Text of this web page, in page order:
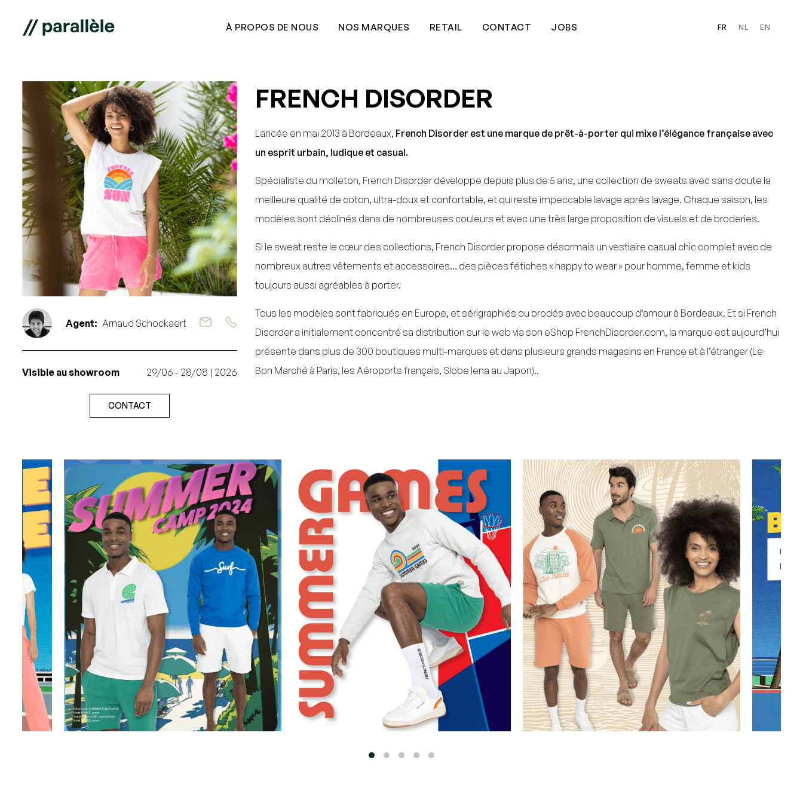
À PROPOS DE NOUS NOS MARQUES RETAIL CONTACT JOBS FR NL EN
Agent: Arnaud Schockaert
Visible au showroom 29/06 - 28/08 | 2026
CONTACT
FRENCH DISORDER
Lancée en mai 2013 à Bordeaux, French Disorder est une marque de prêt-à-porter qui mixe l’élégance française avec
un esprit urbain, ludique et casual.
Spécialiste du molleton, French Disorder développe depuis plus de 5 ans, une collection de sweats avec sans doute la
meilleure qualité de coton, ultra-doux et confortable, et qui reste impeccable lavage après lavage. Chaque saison, les
modèles sont déclinés dans de nombreuses couleurs et avec une très large proposition de visuels et de broderies.
Si le sweat reste le cœur des collections, French Disorder propose désormais un vestiaire casual chic complet avec de
nombreux autres vêtements et accessoires… des pièces fétiches « happy to wear » pour homme, femme et kids
toujours aussi agréables à porter.
Tous les modèles sont fabriqués en Europe, et sérigraphiés ou brodés avec beaucoup d’amour à Bordeaux. Et si French
Disorder a initialement concentré sa distribution sur le web via son eShop FrenchDisorder.com, la marque est aujourd’hui
présente dans plus de 300 boutiques multi-marques et dans plusieurs grands magasins en France et à l’étranger (Le
Bon Marché à Paris, les Aéroports français, Slobe Iena au Japon)..